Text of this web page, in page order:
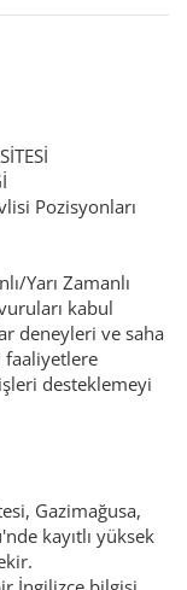
Pozisyonları
Yarı Zamanlı
kabul
deneyleri ve saha
faaliyetlere
desteklemeyi
Gazimağusa,
kayıtlı yüksek